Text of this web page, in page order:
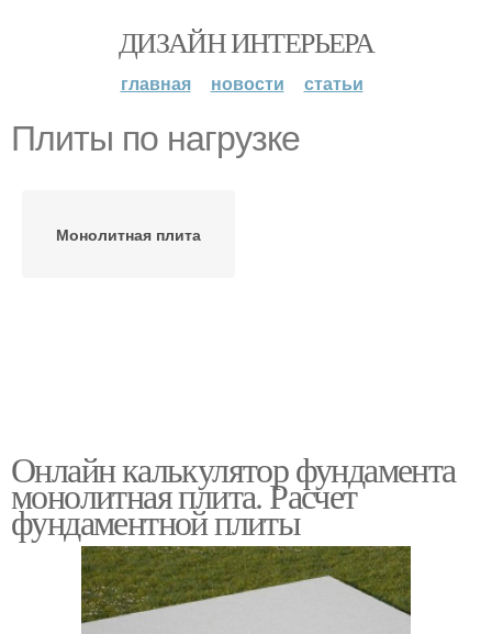
ДИЗАЙН ИНТЕРЬЕРА
главная новости статьи
Плиты по нагрузке
Монолитная плита
Онлайн калькулятор фундамента
монолитная плита. Расчет
фундаментной плиты